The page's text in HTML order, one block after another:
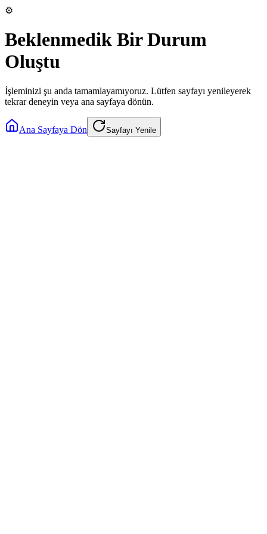
⚙️
Beklenmedik Bir Durum
Oluştu
İşleminizi şu anda tamamlayamıyoruz. Lütfen sayfayı yenileyerek
tekrar deneyin veya ana sayfaya dönün.
Ana Sayfaya Dön Sayfayı Yenile